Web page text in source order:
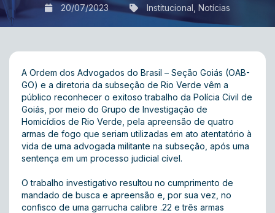
20/07/2023 Institucional Notícias
A Ordem dos Advogados do Brasil – Seção Goiás (OAB-
GO) e a diretoria da subseção de Rio Verde vêm a
público reconhecer o exitoso trabalho da Polícia Civil de
Goiás, por meio do Grupo de Investigação de
Homicídios de Rio Verde, pela apreensão de quatro
armas de fogo que seriam utilizadas em ato atentatório à
vida de uma advogada militante na subseção, após uma
sentença em um processo judicial cível.
O trabalho investigativo resultou no cumprimento de
mandado de busca e apreensão e, por sua vez, no
confisco de uma garrucha calibre .22 e três armas